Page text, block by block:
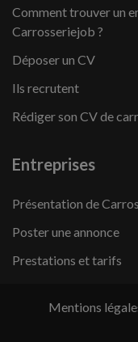
Comment trouver un
Carrosseriejob ?
Déposer un CV
Ils recrutent
Rédiger son CV de
Entreprises
Présentation de
Poster une annonce
Prestations et tarifs
Mentions